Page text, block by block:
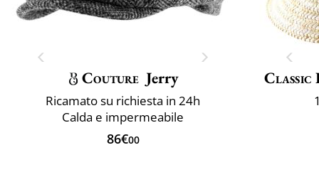
Couture Jerry
Ricamato su richiesta in 24h
Calda e impermeabile
86€00